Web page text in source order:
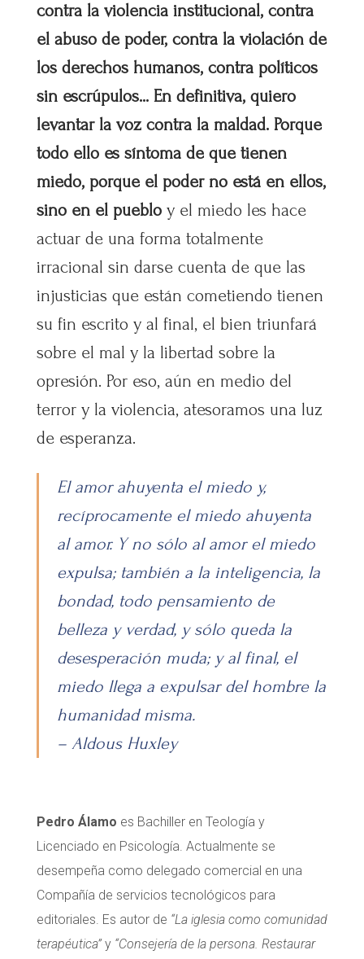
contra la violencia institucional, contra
el abuso de poder, contra la violación de
los derechos humanos, contra políticos
sin escrúpulos… En definitiva, quiero
levantar la voz contra la maldad. Porque
todo ello es síntoma de que tienen
miedo, porque el poder no está en ellos,
sino en el pueblo y el miedo les hace
actuar de una forma totalmente
irracional sin darse cuenta de que las
injusticias que están cometiendo tienen
su fin escrito y al final, el bien triunfará
sobre el mal y la libertad sobre la
opresión. Por eso, aún en medio del
terror y la violencia, atesoramos una luz
de esperanza.
El amor ahuyenta el miedo y,
recíprocamente el miedo ahuyenta
al amor. Y no sólo al amor el miedo
expulsa; también a la inteligencia, la
bondad, todo pensamiento de
belleza y verdad, y sólo queda la
desesperación muda; y al final, el
miedo llega a expulsar del hombre la
humanidad misma.
– Aldous Huxley
Pedro Álamo es Bachiller en Teología y
Licenciado en Psicología. Actualmente se
desempeña como delegado comercial en una
Compañía de servicios tecnológicos para
editoriales. Es autor de “La iglesia como comunidad
terapéutica”y “Consejería de la persona. Restaurar